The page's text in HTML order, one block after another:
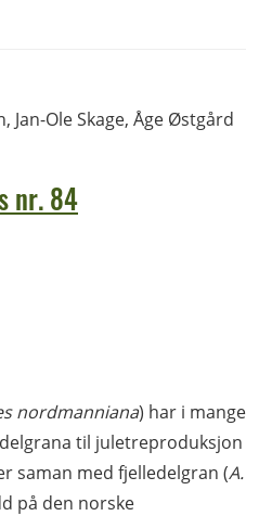
Jan-Ole Skage, Åge Østgård
nr. 84
nordmanniana) har i mange
til juletreproduksjon
saman med fjelledelgran (A.
på den norske